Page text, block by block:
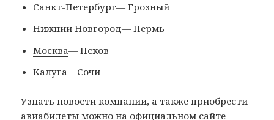
Санкт-Петербург— Грозный
Нижний Новгород— Пермь
Москва— Псков
Калуга – Сочи
Узнать новости компании, а также приобрести
авиабилеты можно на официальном сайте